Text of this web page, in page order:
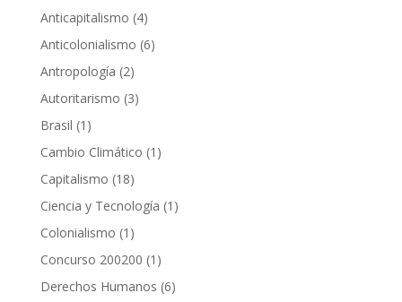
producto
Anticapitalismo 44
productos
Anticolonialismo 66
Antropología 22
productos
Autoritarismo 33
Brasil 1 1
producto
Cambio Climático 1 1
Capitalismo 1818
productos
Ciencia y Tecnología 1 1
Colonialismo 1 1
producto
Concurso 200200 1 1
producto
Derechos Humanos 66